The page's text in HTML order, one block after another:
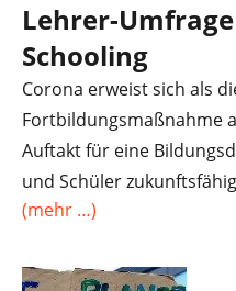
Lehrer-
Schooling
Corona erweist sich als
Fortbildungsmaßnahme
Auftakt für eine
und Schüler
(mehr …)